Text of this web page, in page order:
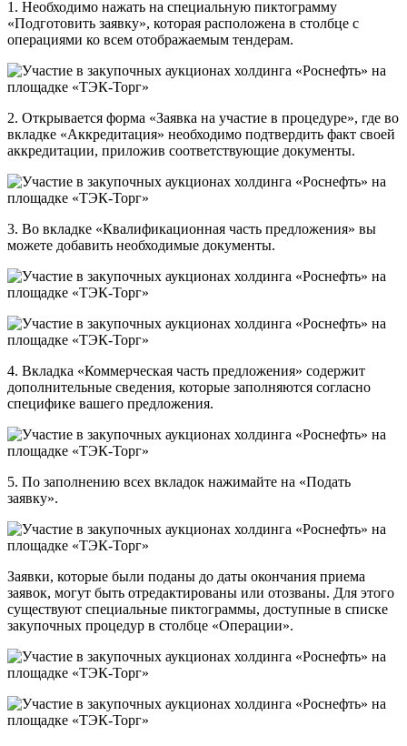
1. Необходимо нажать на специальную пиктограмму
«Подготовить заявку», которая расположена в столбце с
операциями ко всем отображаемым тендерам.
2. Открывается форма «Заявка на участие в процедуре», где во
вкладке «Аккредитация» необходимо подтвердить факт своей
аккредитации, приложив соответствующие документы.
3. Во вкладке «Квалификационная часть предложения» вы
можете добавить необходимые документы.
4. Вкладка «Коммерческая часть предложения» содержит
дополнительные сведения, которые заполняются согласно
специфике вашего предложения.
5. По заполнению всех вкладок нажимайте на «Подать
заявку».
Заявки, которые были поданы до даты окончания приема
заявок, могут быть отредактированы или отозваны. Для этого
существуют специальные пиктограммы, доступные в списке
закупочных процедур в столбце «Операции».